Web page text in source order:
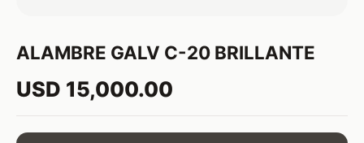
ALAMBRE GALV C-20 BRILLANTE
USD 15,000.00